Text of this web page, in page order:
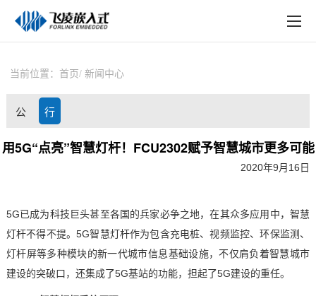
技术与支持
在线文档
关于飞凌
天猫商城
淘宝商城
在线购买
当前位置： 首页 新闻中心
公
司
行
业
用5G“点亮”智慧灯杆！FCU2302赋予智慧城市更多可能
2020年9月16日
5G已成为科技巨头甚至各国的兵家必争之地，在其众多应用中， 智慧
灯杆不得不提。5G智慧灯杆作为包含充电桩、视频监控、环保监测、
灯杆屏等多种模块的新一代城市信息基础设施，不仅肩负着智慧城市
建设的突破口，还集成了5G基站的功能，担起了5G建设的重任。